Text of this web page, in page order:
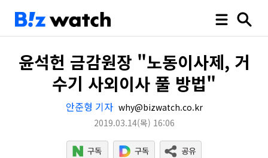
윤석헌 금감원장 "노동이사제, 거
수기 사외이사 풀 방법"
안준형 기자 why@bizwatch.co.kr
2019.03.14(목) 16:06